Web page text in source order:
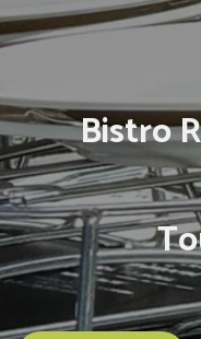
Bistro